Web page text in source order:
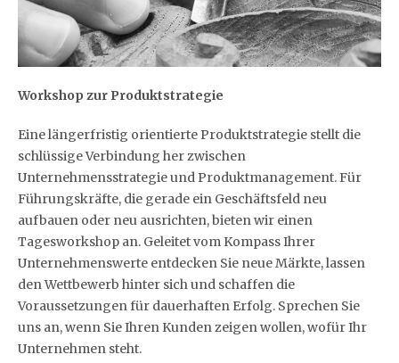
Workshop zur Produktstrategie
Eine längerfristig orientierte Produktstrategie stellt die
schlüssige Verbindung her zwischen
Unternehmensstrategie und Produktmanagement. Für
Führungskräfte, die gerade ein Geschäftsfeld neu
aufbauen oder neu ausrichten, bieten wir einen
Tagesworkshop an. Geleitet vom Kompass Ihrer
Unternehmenswerte entdecken Sie neue Märkte, lassen
den Wettbewerb hinter sich und schaffen die
Voraussetzungen für dauerhaften Erfolg. Sprechen Sie
uns an, wenn Sie Ihren Kunden zeigen wollen, wofür Ihr
Unternehmen steht.